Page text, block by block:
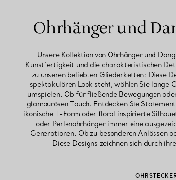
Ohrhänger und
Unsere Kollektion von Ohrhänger und
Kunstfertigkeit und die charakteristischen
zu unseren beliebten Gliederketten: Diese
spektakulären Look steht, wählen Sie lange
umspielen. Ob für fließende Bewegungen
glamourösen Touch. Entdecken Sie
ikonische T-Form oder floral inspirierte
oder Perlenohrhänger immer eine
Generationen. Ob zu besonderen Anlässen
Diese Designs zeichnen sich durch